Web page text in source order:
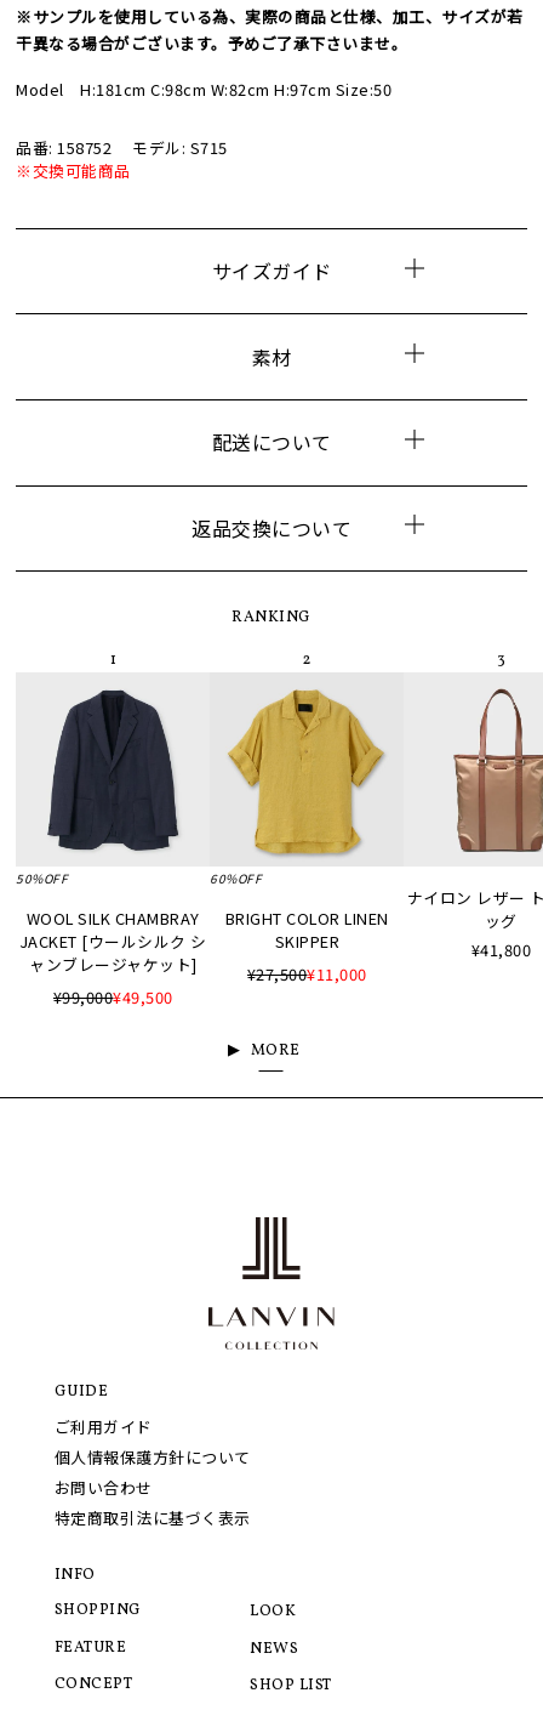
※サンプルを使用している為、実際の商品と仕様、加工、サイズが若
干異なる場合がございます。予めご了承下さいませ。
Model H:181cm C:98cm W:82cm H:97cm Size:50
品番: 158752
モデル: S715
※交換可能商品
サイズガイド
素材
配送について
返品交換について
RANKING
50%OFF
WOOL SILK CHAMBRAY
JACKET [ウールシルク シ
ャンブレージャケット]
¥99,000¥49,500
60%OFF
BRIGHT COLOR LINEN
SKIPPER
¥27,500¥11,000
ナイロン レザー
ッグ
¥41,800
MORE
GUIDE
ご利用ガイド
個人情報保護方針について
お問い合わせ
特定商取引法に基づく表示
INFO
SHOPPING
FEATURE
CONCEPT
LOOK
NEWS
SHOP LIST